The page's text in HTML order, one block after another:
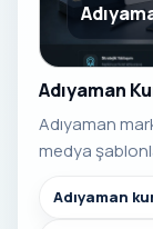
Adıyaman
Adıyaman
medya
Adıyaman